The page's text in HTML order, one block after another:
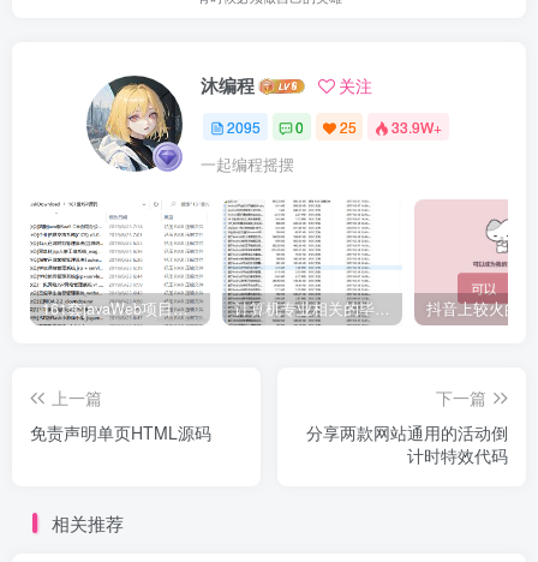
沐编程 关注
2095 0 25 33.9W+
一起编程摇摆
161套javaWeb项目源码免费分享 计算机专业相关的毕业设计论文合集免费下载
上一篇
免责声明单页HTML源码
下一篇
分享两款网站通用的活动倒
计时特效代码
相关推荐